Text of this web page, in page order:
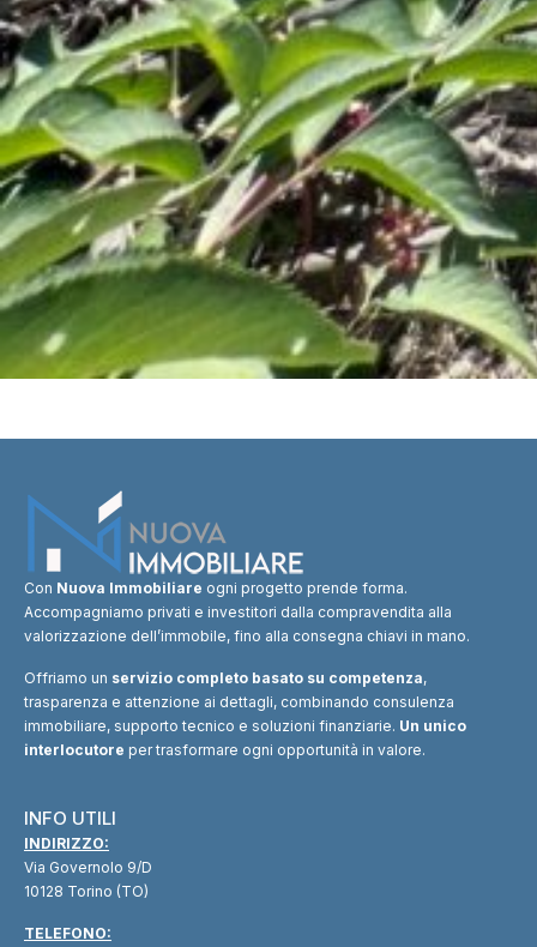
Con Nuova Immobiliare ogni progetto prende forma.
Accompagniamo privati e investitori dalla compravendita alla
valorizzazione dell’immobile, fino alla consegna chiavi in mano.
Offriamo un servizio completo basato su competenza,
trasparenza e attenzione ai dettagli, combinando consulenza
immobiliare, supporto tecnico e soluzioni finanziarie. Un unico
interlocutore per trasformare ogni opportunità in valore.
INFO UTILI
INDIRIZZO:
Via Governolo 9/D
10128 Torino (TO)
TELEFONO: